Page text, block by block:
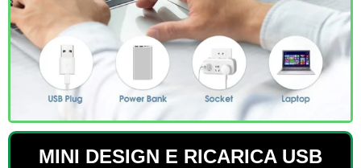
MINI DESIGN E RICARICA USB